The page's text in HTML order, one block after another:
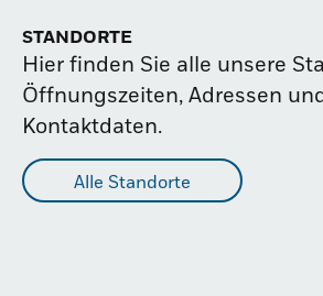
STANDORTE
Hier finden Sie alle unsere
Öffnungszeiten, Adressen
Kontaktdaten.
Alle Standorte